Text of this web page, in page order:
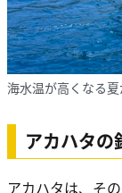
海水温が高くなる夏
アカハタの
アカハタは、そ